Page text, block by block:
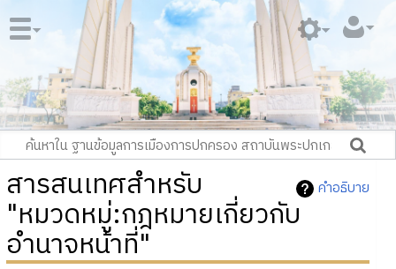
คำอธิบาย
สารสนเทศสำหรับ
"หมวดหมู่:กฎหมายเกี่ยวกับ
อำนาจหน้าที่"